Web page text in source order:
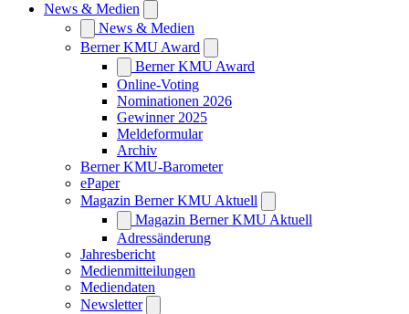
News & Medien
News & Medien
Berner KMU Award
Berner KMU Award
Online-Voting
Nominationen 2026
Gewinner 2025
Meldeformular
Archiv
Berner KMU-Barometer
ePaper
Magazin Berner KMU Aktuell
Magazin Berner KMU Aktuell
Adressänderung
Jahresbericht
Medienmitteilungen
Mediendaten
Newsletter